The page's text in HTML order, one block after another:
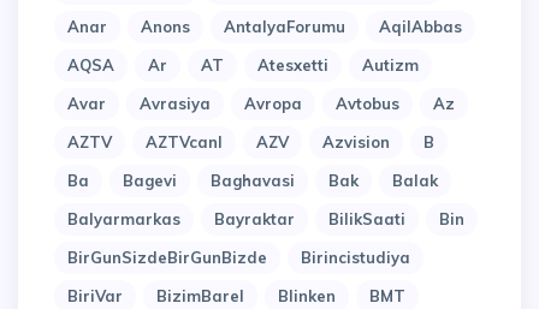
Anar
Anons AntalyaForumu
AqilAbbas
AQSA
Ar AT Atesxetti
Autizm
Avar
Avrasiya Avropa Avtobus
Az
AZTV
AZTVcanl AZV Azvision
B
Ba
Bagevi Baghavasi Bak
Balak
Balyarmarkas
Bayraktar BilikSaati
Bin
BirGunSizdeBirGunBizde
Birincistudiya
BiriVar
BizimBarel Blinken
BMT